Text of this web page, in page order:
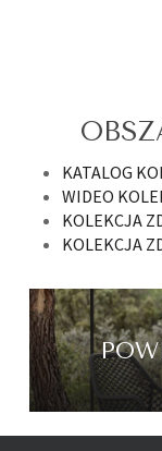
KATALOG
WIDEO
KOLEKCJA
KOLEKCJA